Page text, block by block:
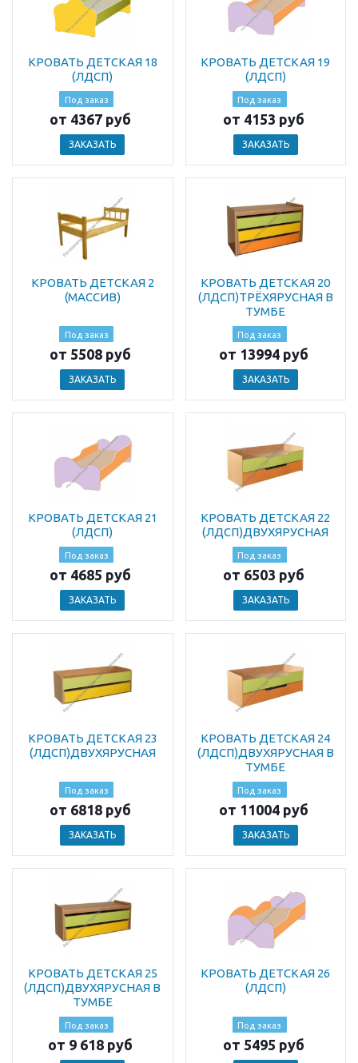
КРОВАТЬ ДЕТСКАЯ 18
(ЛДСП)
Под заказ
от 4367 руб
ЗАКАЗАТЬ
КРОВАТЬ ДЕТСКАЯ 19
(ЛДСП)
Под заказ
от 4153 руб
ЗАКАЗАТЬ
КРОВАТЬ ДЕТСКАЯ 2
(МАССИВ)
Под заказ
от 5508 руб
ЗАКАЗАТЬ
КРОВАТЬ ДЕТСКАЯ 20
(ЛДСП)ТРЁХЯРУСНАЯ В
ТУМБЕ
Под заказ
от 13994 руб
ЗАКАЗАТЬ
КРОВАТЬ ДЕТСКАЯ 21
(ЛДСП)
Под заказ
от 4685 руб
ЗАКАЗАТЬ
КРОВАТЬ ДЕТСКАЯ 22
(ЛДСП)ДВУХЯРУСНАЯ
Под заказ
от 6503 руб
ЗАКАЗАТЬ
КРОВАТЬ ДЕТСКАЯ 23
(ЛДСП)ДВУХЯРУСНАЯ
Под заказ
от 6818 руб
ЗАКАЗАТЬ
КРОВАТЬ ДЕТСКАЯ 24
(ЛДСП)ДВУХЯРУСНАЯ В
ТУМБЕ
Под заказ
от 11004 руб
ЗАКАЗАТЬ
КРОВАТЬ ДЕТСКАЯ 25
(ЛДСП)ДВУХЯРУСНАЯ В
ТУМБЕ
Под заказ
от 9 618 руб
КРОВАТЬ ДЕТСКАЯ 26
(ЛДСП)
Под заказ
от 5495 руб